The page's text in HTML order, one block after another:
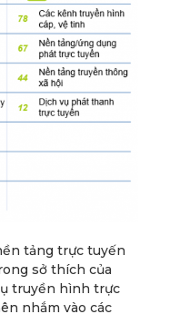
tảng trực tuyến
sở thích của
truyền hình trực
nhắm vào các